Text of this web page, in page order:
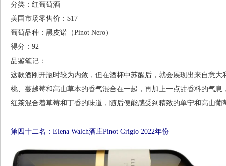
分类：红葡萄酒
美国市场零售价：$17
葡萄品种：黑皮诺（Pinot Nero）
得分：92
品鉴笔记：
这款酒刚开瓶时较为内敛，但在酒杯中苏醒后，就会展现出来自意
桃、蔓越莓和高山草本的香气混合在一起，再加上一点甜香料的气
红茶混合着草莓和丁香的味道，随后便能感受到精致的单宁和高山
第四十二名：Elena Walch酒庄Pinot Grigio 2022年份